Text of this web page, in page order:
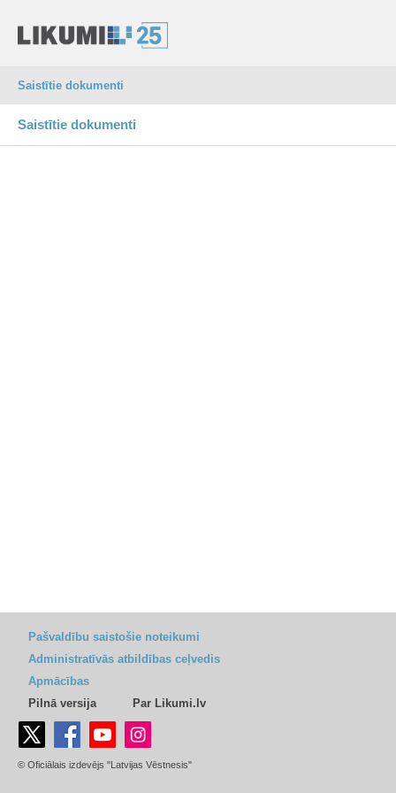
Saistītie dokumenti
Saistītie dokumenti
Pašvaldību saistošie noteikumi
Administratīvās atbildības ceļvedis
Apmācības
Pilnā versija
Par Likumi.lv
© Oficiālais izdevējs "Latvijas Vēstnesis"